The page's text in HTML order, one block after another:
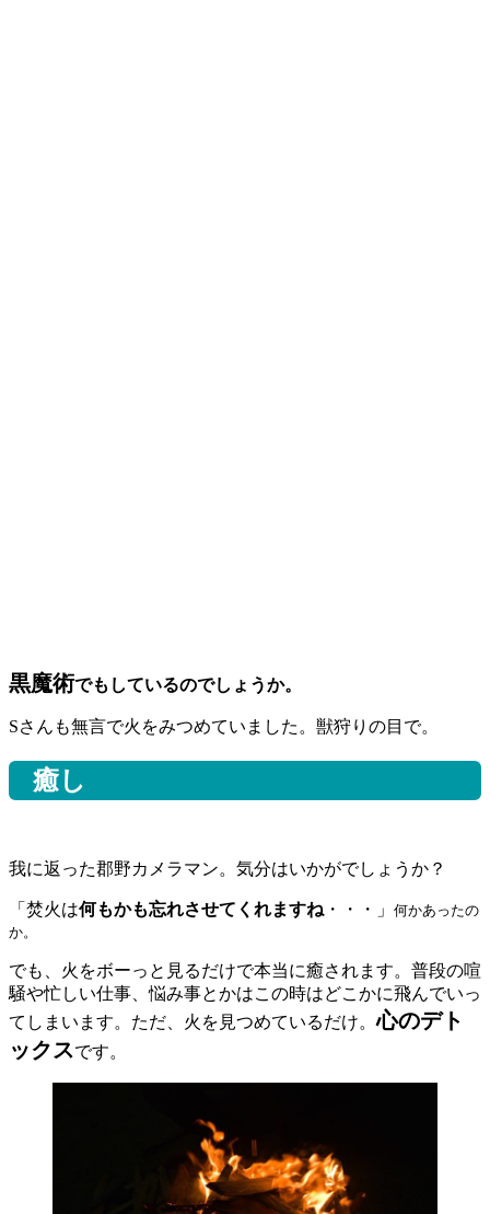
黒魔術でもしているのでしょうか。
Sさんも無言で火をみつめていました。獣狩りの目で。
癒し
我に返った郡野カメラマン。気分はいかがでしょうか？
「焚火は何もかも忘れさせてくれますね・・・」 何かあったの
か。
でも、火をボーっと見るだけで本当に癒されます。普段の喧
騒や忙しい仕事、悩み事とかはこの時はどこかに飛んでいっ
てしまいます。ただ、火を見つめているだけ。心のデト
ックスです。